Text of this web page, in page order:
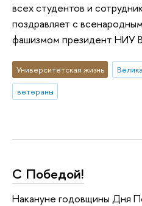
всех студентов и
поздравляет с
фашизмом президент НИУ
Университетская жизнь
ветераны
С Победой!
Накануне годовщины Дня